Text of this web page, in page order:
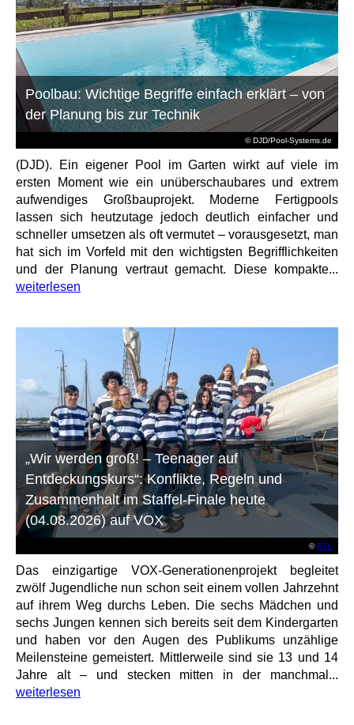
© DJD/Pool-Systems.de
Poolbau: Wichtige Begriffe einfach erklärt – von
der Planung bis zur Technik
(DJD). Ein eigener Pool im Garten wirkt auf viele im
ersten Moment wie ein unüberschaubares und extrem
aufwendiges Großbauprojekt. Moderne Fertigpools
lassen sich heutzutage jedoch deutlich einfacher und
schneller umsetzen als oft vermutet – vorausgesetzt, man
hat sich im Vorfeld mit den wichtigsten Begrifflichkeiten
und der Planung vertraut gemacht. Diese kompakte...
weiterlesen
©RTL
„Wir werden groß! – Teenager auf
Entdeckungskurs“: Konflikte, Regeln und
Zusammenhalt im Staffel-Finale heute
(04.08.2026) auf VOX
Das einzigartige VOX-Generationenprojekt begleitet
zwölf Jugendliche nun schon seit einem vollen Jahrzehnt
auf ihrem Weg durchs Leben. Die sechs Mädchen und
sechs Jungen kennen sich bereits seit dem Kindergarten
und haben vor den Augen des Publikums unzählige
Meilensteine gemeistert. Mittlerweile sind sie 13 und 14
Jahre alt – und stecken mitten in der manchmal...
weiterlesen